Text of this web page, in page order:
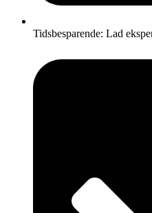
Tidsbesparende: Lad